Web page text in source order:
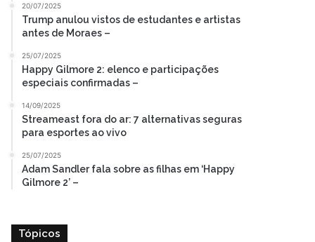
20/07/2025
Trump anulou vistos de estudantes e artistas
antes de Moraes –
25/07/2025
Happy Gilmore 2: elenco e participações
especiais confirmadas –
14/09/2025
Streameast fora do ar: 7 alternativas seguras
para esportes ao vivo
25/07/2025
Adam Sandler fala sobre as filhas em ‘Happy
Gilmore 2’ –
Tópicos